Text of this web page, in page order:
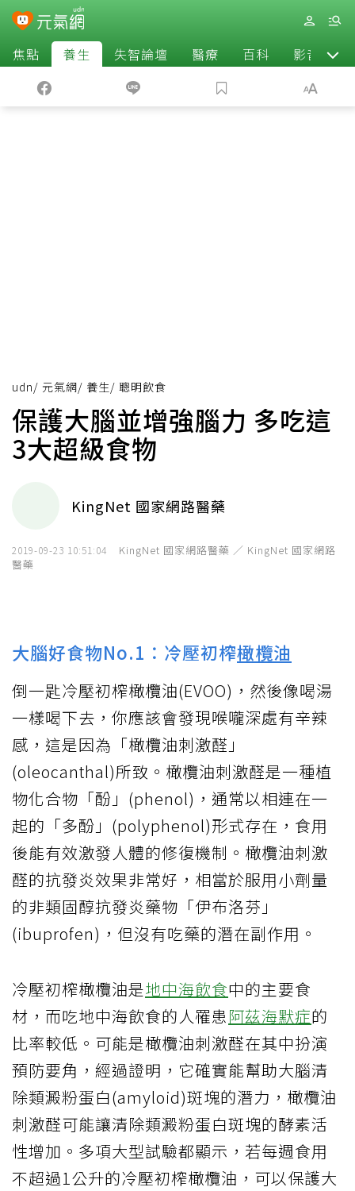
焦點 養生 失智論壇 醫療 百科 影音
udn/ 元氣網/ 養生/ 聰明飲食
保護大腦並增強腦力 多吃這
3大超級食物
KingNet 國家網路醫藥
2019-09-23 10:51:04
KingNet 國家網路醫藥 ／ KingNet 國家網路
醫藥
大腦好食物No.1：冷壓初榨橄欖油
倒一匙冷壓初榨橄欖油(EVOO)，然後像喝湯
一樣喝下去，你應該會發現喉嚨深處有辛辣
感，這是因為「橄欖油刺激醛」
(oleocanthal)所致。橄欖油刺激醛是一種植
物化合物「酚」(phenol)，通常以相連在一
起的「多酚」(polyphenol)形式存在，食用
後能有效激發人體的修復機制。橄欖油刺激
醛的抗發炎效果非常好，相當於服用小劑量
的非類固醇抗發炎藥物「伊布洛芬」
(ibuprofen)，但沒有吃藥的潛在副作用。
冷壓初榨橄欖油是地中海飲食中的主要食
材，而吃地中海飲食的人罹患阿茲海默症的
比率較低。可能是橄欖油刺激醛在其中扮演
預防要角，經過證明，它確實能幫助大腦清
除類澱粉蛋白(amyloid)斑塊的潛力，橄欖油
刺激醛可能讓清除類澱粉蛋白斑塊的酵素活
性增加。多項大型試驗都顯示，若每週食用
不超過1公升的冷壓初榨橄欖油，可以保護大